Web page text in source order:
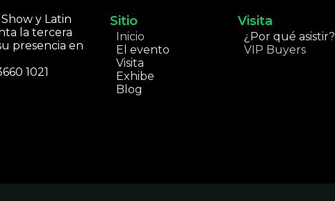
y Latin
la tercera
presencia en
1021
Sitio
Inicio
El evento
Visita
Exhibe
Blog
Visita
¿Por qué asistir?
VIP Buyers